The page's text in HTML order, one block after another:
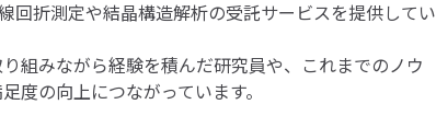
回折測定や結晶構造解析の受託サービスを提供してい
組みながら経験を積んだ研究員や、これまでのノウ
度の向上につながっています。